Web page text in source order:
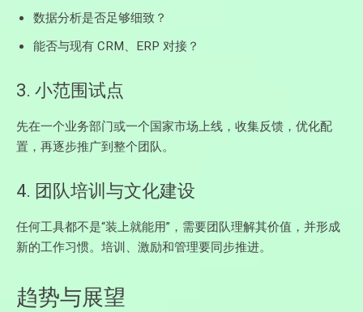
数据分析是否足够细致？
能否与现有 CRM、ERP 对接？
3. 小范围试点
先在一个业务部门或一个国家市场上线，收集反馈，优化配
置，再逐步推广到整个团队。
4. 团队培训与文化建设
任何工具都不是“装上就能用”，需要团队理解其价值，并形成
新的工作习惯。培训、激励和管理要同步推进。
趋势与展望